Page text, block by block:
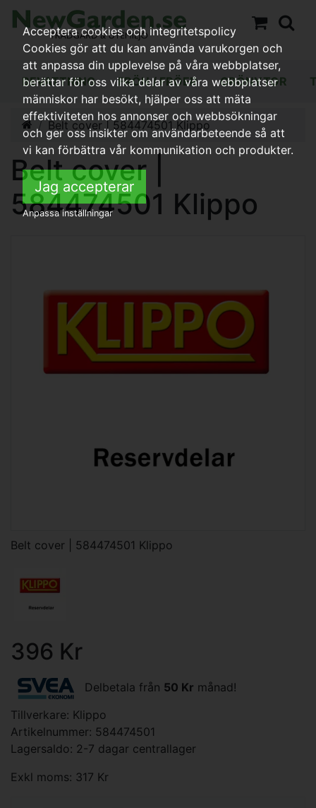
BEVATTNING FRÖN / FRÖER GRÖNYTOR
Belt cover | 584474501 Klippo
Belt cover |
584474501 Klippo
Belt cover | 584474501 Klippo
396 Kr
Delbetala från 50 Kr månad!
Tillverkare: Klippo
Artikelnummer: 584474501
Lagersaldo: 2-7 dagar centrallager
Exkl moms: 317 Kr
Acceptera cookies och integritetspolicy
Cookies gör att du kan använda varukorgen och
att anpassa din upplevelse på våra webbplatser,
berättar för oss vilka delar av våra webbplatser
människor har besökt, hjälper oss att mäta
effektiviteten hos annonser och webbsökningar
och ger oss insikter om användarbeteende så att
vi kan förbättra vår kommunikation och produkter.
Jag accepterar
Anpassa inställningar